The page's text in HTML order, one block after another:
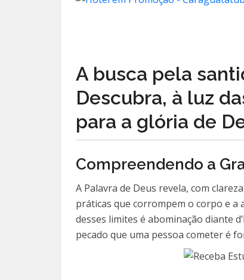
A busca pela
Descubra, à luz
para a glória de
Compreendendo a
A Palavra de Deus revela, com
práticas que corrompem o corpo e a
desses limites é abominação diante
pecado que uma pessoa cometer é